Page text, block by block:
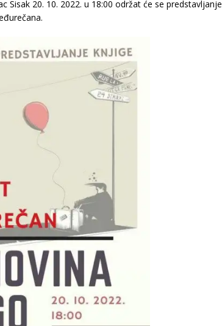
Sisak 20. 10. 2022. u 18:00 održat će se predstavljanje